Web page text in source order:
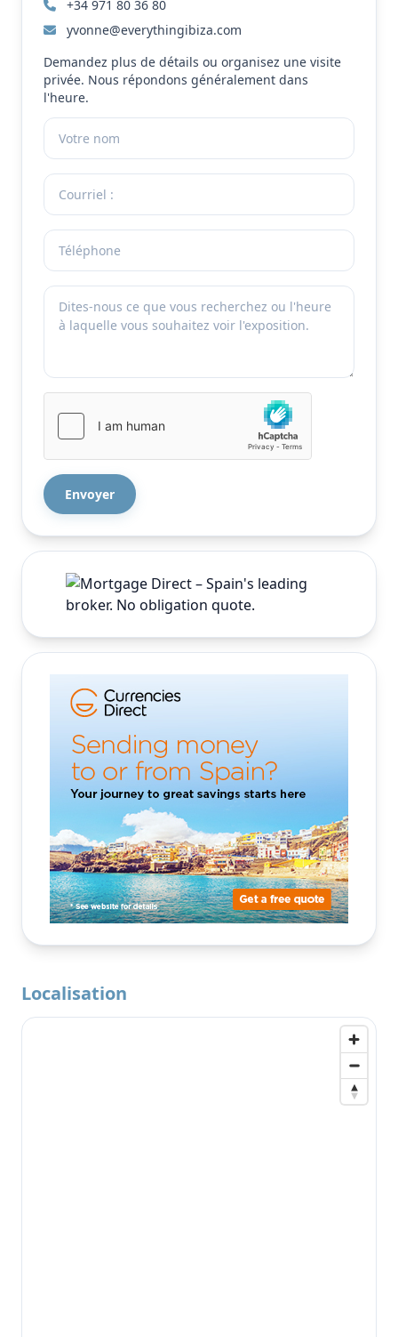
+34 971 80 36 80
yvonne@everythingibiza.com
Demandez plus de détails ou organisez une visite
privée. Nous répondons généralement dans
l'heure.
Localisation